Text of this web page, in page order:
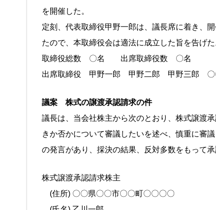
を開催した。
定刻、代表取締役甲野一郎は、議長席に着き、
たので、本取締役会は適法に成立した旨を告げた
取締役総数 〇名 出席取締役数 〇名
出席取締役 甲野一郎 甲野二郎 甲野三郎 〇
議案 株式の譲渡承認請求の件
議長は、当会社株主から次のとおり、株式譲渡
きか否かについて審議したいを述べ、慎重に審
の発言があり、採決の結果、反対多数をもって承
株式譲渡承認請求株主
(住所) 〇〇県〇〇市〇〇町〇〇〇〇